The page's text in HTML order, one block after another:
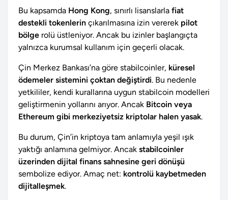
Bu kapsamda Hong Kong, sınırlı lisanslarla fiat
destekli tokenlerin çıkarılmasına izin vererek pilot
bölge rolü üstleniyor. Ancak bu izinler başlangıçta
yalnızca kurumsal kullanım için geçerli olacak.
Çin Merkez Bankası’na göre stabilcoinler, küresel
ödemeler sistemini çoktan değiştirdi. Bu nedenle
yetkililer, kendi kurallarına uygun stabilcoin modelleri
geliştirmenin yollarını arıyor. Ancak Bitcoin veya
Ethereum gibi merkeziyetsiz kriptolar halen yasak.
Bu durum, Çin’in kriptoya tam anlamıyla yeşil ışık
yaktığı anlamına gelmiyor. Ancak stabilcoinler
üzerinden dijital finans sahnesine geri dönüşü
sembolize ediyor. Amaç net: kontrolü kaybetmeden
dijitalleşmek.